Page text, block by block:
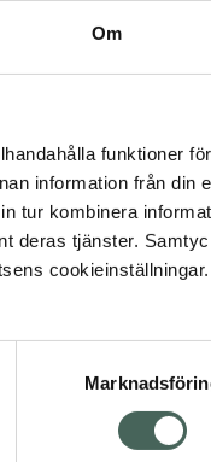
Om
funktioner för
information från din
tur kombinera
deras tjänster.
via ditt recept
recept och läkemedel